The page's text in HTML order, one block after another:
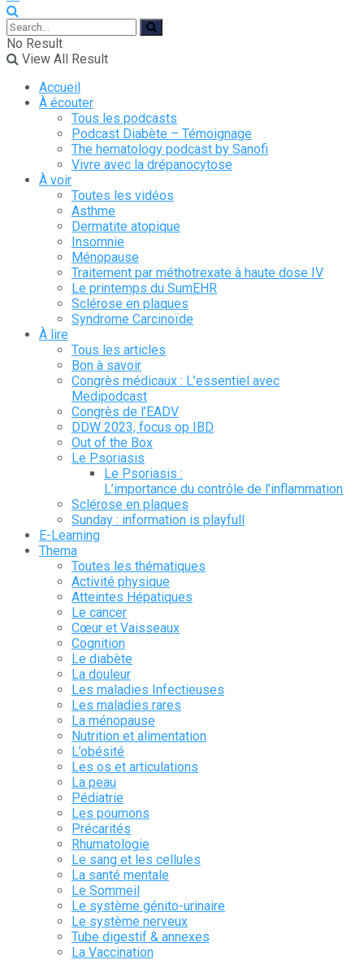
No Result
View All Result
Accueil
À écouter
Tous les podcasts
Podcast Diabète – Témoignage
The hematology podcast by Sanofi
Vivre avec la drépanocytose
À voir
Toutes les vidéos
Asthme
Dermatite atopique
Insomnie
Ménopause
Traitement par méthotrexate à haute dose IV
Le printemps du SumEHR
Sclérose en plaques
Syndrome Carcinoïde
À lire
Tous les articles
Bon à savoir
Congrès médicaux : L’essentiel avec
Medipodcast
Congrès de l’EADV
DDW 2023, focus op IBD
Out of the Box
Le Psoriasis
Le Psoriasis :
L’importance du contrôle de l’inflammation
Sclérose en plaques
Sunday : information is playfull
E-Learning
Thema
Toutes les thématiques
Activité physique
Atteintes Hépatiques
Le cancer
Cœur et Vaisseaux
Cognition
Le diabète
La douleur
Les maladies Infectieuses
Les maladies rares
La ménopause
Nutrition et alimentation
L’obésité
Les os et articulations
La peau
Pédiatrie
Les poumons
Précarités
Rhumatologie
Le sang et les cellules
La santé mentale
Le Sommeil
Le système génito-urinaire
Le système nerveux
Tube digestif & annexes
La Vaccination